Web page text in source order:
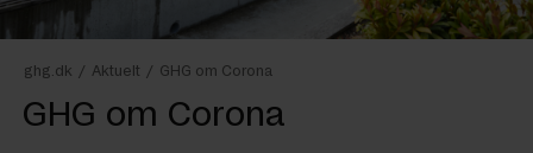
ghg.dk / Aktuelt / GHG om Corona
GHG om Corona